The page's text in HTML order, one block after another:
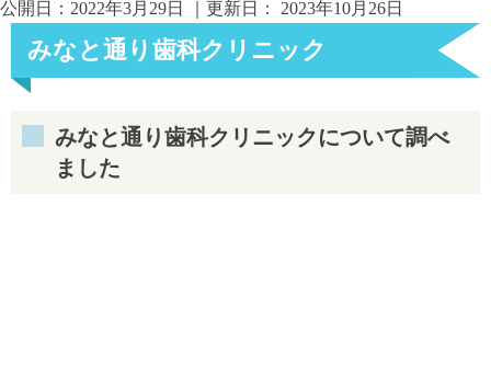
公開日： 2022年3月29日 ｜更新日： 2023年10月26日
みなと通り歯科クリニック
みなと通り歯科クリニックについて調べ
ました